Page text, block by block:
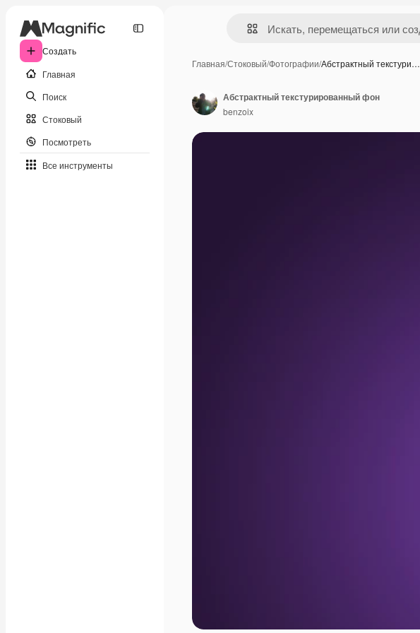
Создать
Главная
Поиск
Стоковый
Посмотреть
Все инструменты
Главная/Стоковый/Фотографии/Абстрактный текстури…
Абстрактный текстурированный фон
benzoix